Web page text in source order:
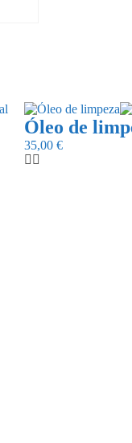
Óleo de
35,00 €